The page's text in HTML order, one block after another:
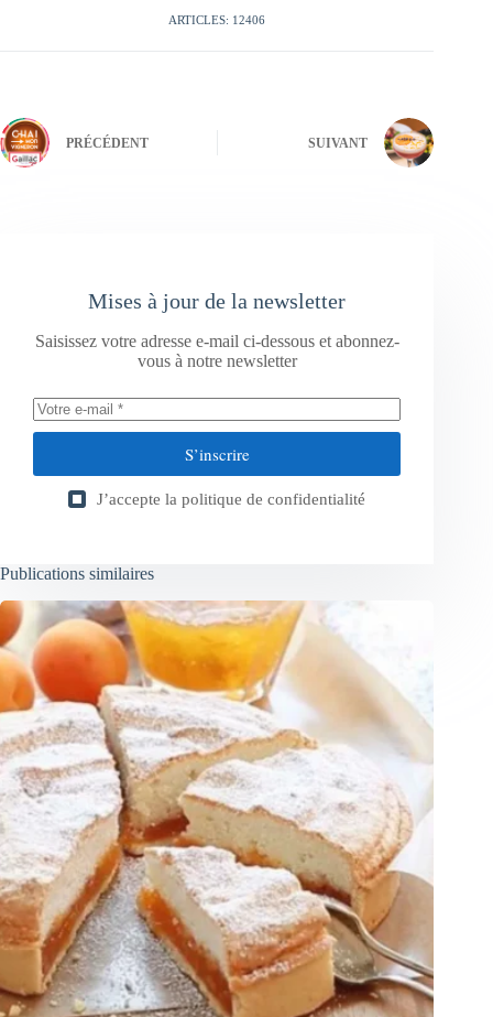
ARTICLES: 12406
PRÉCÉDENT SUIVANT
Mises à jour de la newsletter
Saisissez votre adresse e-mail ci-dessous et abonnez-
vous à notre newsletter
S’inscrire
J’accepte la politique de confidentialité
Publications similaires